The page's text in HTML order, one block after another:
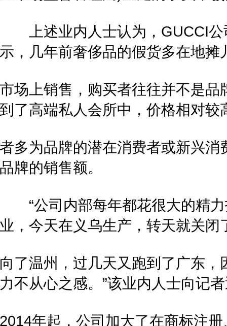
上述业内人士认为，GUCCI公
示，几年前奢侈品的假货多在地摊
市场上销售，购买者往往并不是
到了高端私人会所中，价格相对较
者多为品牌的潜在消费者或新兴
品牌的销售额。
“公司内部每年都花很大的精力
业，今天在义乌生产，转天就关闭
向了温州，过几天又跑到了广东
力不从心之感。”该业内人士向记
2014年起，公司加大了在商标注